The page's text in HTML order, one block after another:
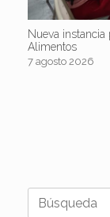
Nueva
Alimentos
7 agosto 2026
Buscar: